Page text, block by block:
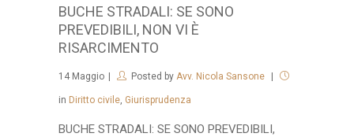
BUCHE STRADALI: SE SONO
PREVEDIBILI, NON VI È
RISARCIMENTO
14 Maggio Posted by Avv. Nicola Sansone
in Diritto civile Giurisprudenza
BUCHE STRADALI: SE SONO PREVEDIBILI,